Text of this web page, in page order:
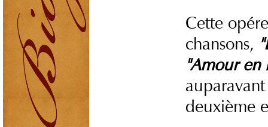
Cette
chansons,
"Amour en
deuxième